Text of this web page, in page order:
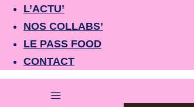
L’ACTU’
NOS COLLABS’
LE PASS FOOD
CONTACT